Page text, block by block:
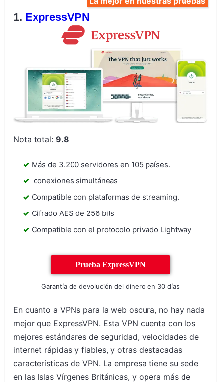
ExpressVPN
Nota total:9.8
Más de 3.200 servidores en 105 países.
conexiones simultáneas
Compatible con plataformas de streaming.
Cifrado AES de 256 bits
Compatible con el protocolo privado Lightway
Prueba ExpressVPN
Garantía de devolución del dinero en 30 días
En cuanto a VPNs para la web oscura, no hay nada
mejor que ExpressVPN. Esta VPN cuenta con los
mejores estándares de seguridad, velocidades de
internet rápidas y fiables, y otras destacadas
características de VPN. La empresa tiene su sede
en las Islas Vírgenes Británicas, y opera más de